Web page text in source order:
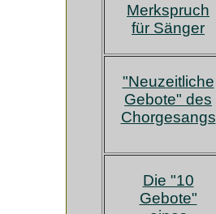
Merkspruch
für Sänger
"Neuzeitliche
Gebote" des
Chorgesangs
Die "10
Gebote"